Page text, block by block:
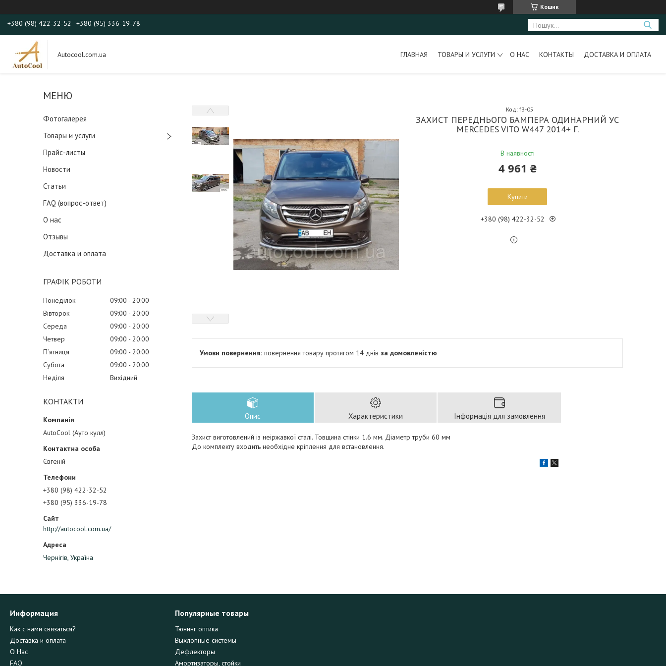
Кошик
+380 (98) 422-32-52 +380 (95) 336-19-78
Autocool.com.ua ГЛАВНАЯ ТОВАРЫ И УСЛУГИ О НАС КОНТАКТЫ ДОСТАВКА И ОПЛАТА
Фотогалерея
Товары и услуги
Прайс-листы
Новости
Статьи
FAQ (вопрос-ответ)
О нас
Отзывы
Доставка и оплата
ГРАФІК РОБОТИ
Понеділок 09:00
20:00
Вівторок
09:00
20:00
Середа
09:00
20:00
Четвер
09:00
20:00
Пʼятниця
09:00
20:00
Субота
09:00
20:00
Неділя
Вихідний
КОНТАКТИ
AutoCool (Ауто кулл)
Євгеній
+380 (98) 422-32-52
+380 (95) 336-19-78
http://autocool.com.ua/
Чернігів, Україна
ЗАХИСТ ПЕРЕДНЬОГО БАМПЕРА ОДИНАРНИЙ УС
MERCEDES VITO W447 2014+ Г.
В наявності
Код:f3-05
4 961 ₴
Купити
+380 (98) 422-32-52
повернення товару протягом 14 днів за домовленістю
Опис Характеристики Інформація для замовлення
Захист виготовлений із неіржавкої сталі. Товщина стінки 1.6 мм. Діаметр труби 60 мм
До комплекту входить необхідне кріплення для встановлення.
Информация
Как с нами связаться?
Доставка и оплата
О Нас
FAQ
Популярные товары
Тюнинг оптика
Выхлопные системы
Дефлекторы
Амортизаторы, стойки